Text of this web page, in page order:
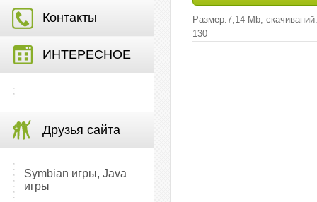
Контакты
ИНТЕРЕСНОЕ
Друзья сайта
Symbian игры, Java
игры
Размер:7,14 Mb, cкачиваний:
130